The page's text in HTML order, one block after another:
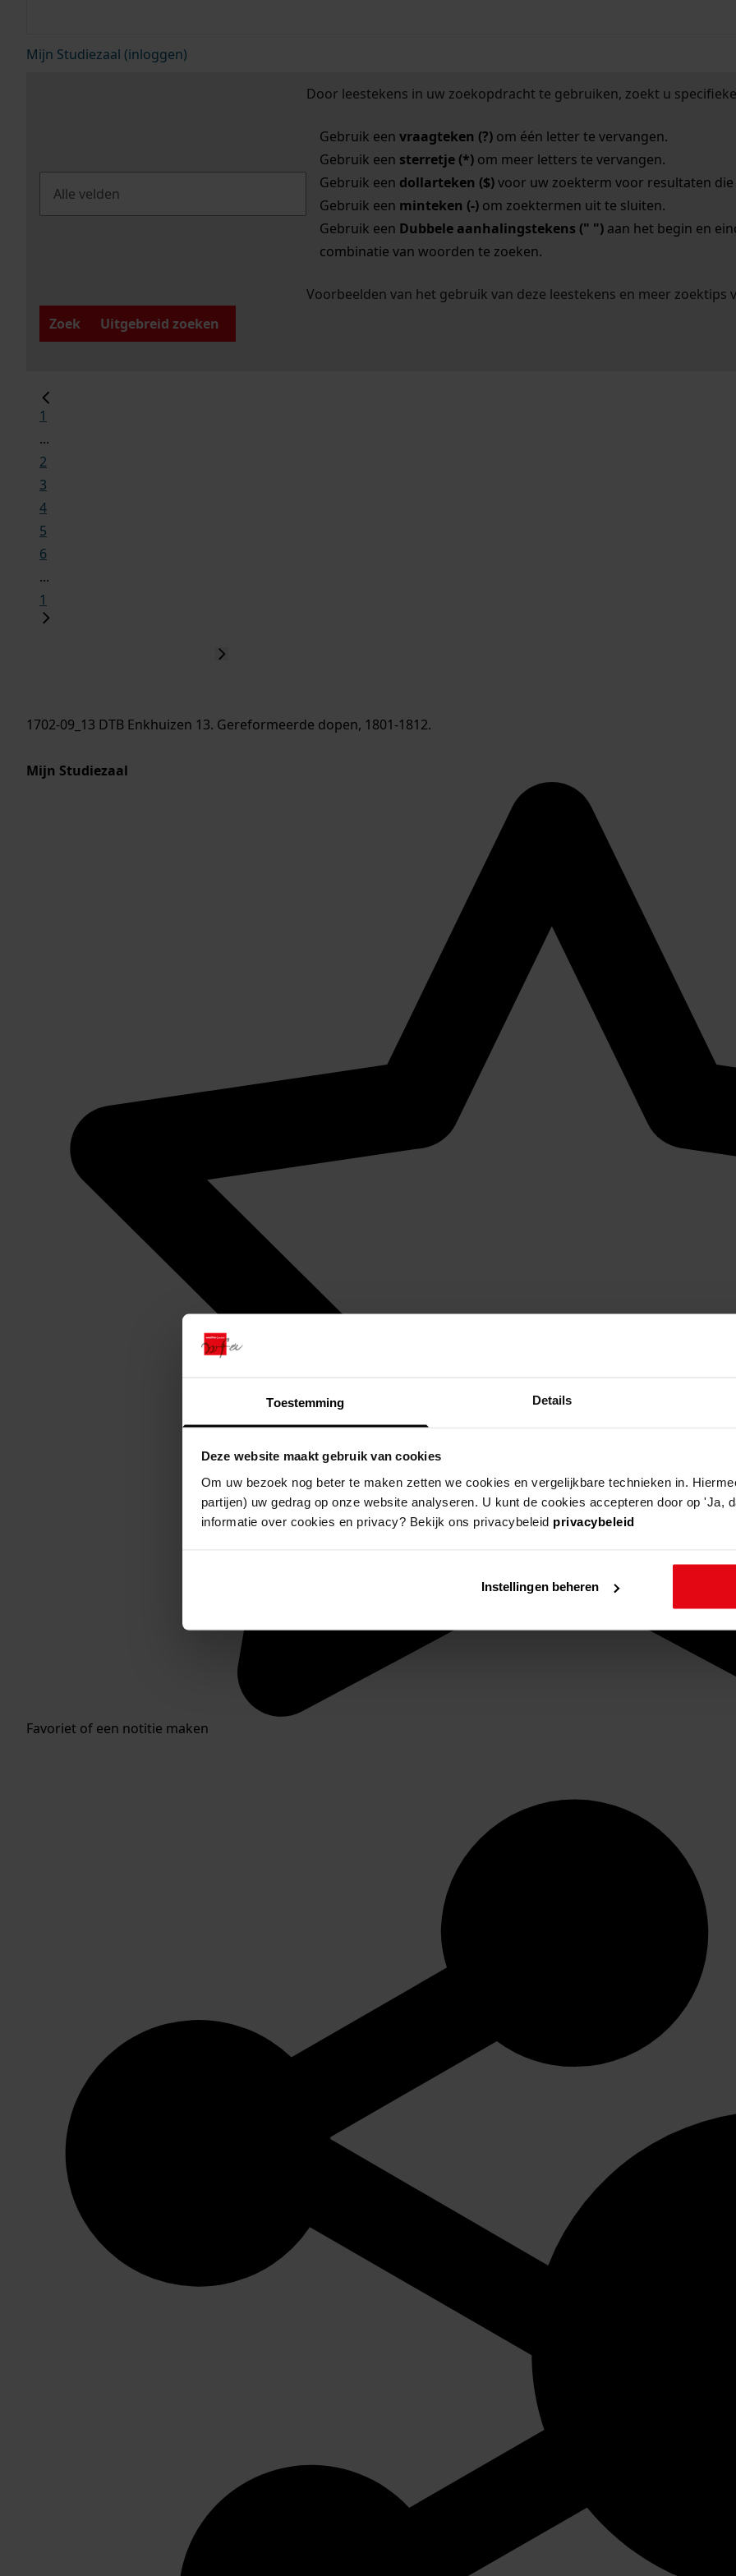
Toestemming Details
Deze website maakt gebruik van cookies
Om uw bezoek nog beter te maken zetten we cookies en vergelijkbare technieken in.
partijen) uw gedrag op onze website analyseren. U kunt de cookies accepteren door op 'Ja,
informatie over cookies en privacy? Bekijk ons privacybeleid privacybeleid
Instellingen beheren
Mijn Studiezaal (inloggen)
Door leestekens in uw zoekopdracht te gebruiken, zoekt u
Gebruik een vraagteken (?)om één letter te vervangen.
Gebruik een sterretje (*)om meer letters te vervangen.
Gebruik een dollarteken ($)voor uw zoekterm voor resultaten die
Gebruik een minteken (-)om zoektermen uit te sluiten.
Gebruik een Dubbele aanhalingstekens (" ")aan het begin en
combinatie van woorden te zoeken.
Voorbeelden van het gebruik van deze leestekens en meer zoektips
Zoek
Uitgebreid zoeken
1
...
2
3
4
5
6
...
1
1702-09_13 DTB Enkhuizen 13. Gereformeerde dopen, 1801-1812.
Mijn Studiezaal
Favoriet of een notitie maken